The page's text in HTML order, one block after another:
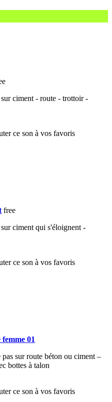
ciment - route - trottoir -
free
ciment qui s'éloignent -
01
sur route béton ou ciment –
bottes à talon